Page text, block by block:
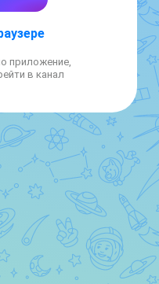
приложение,
в канал